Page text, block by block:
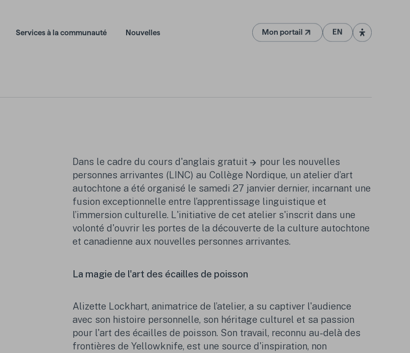
Services à la communauté Nouvelles Mon portail(Ouvre dans un nouvel onglet)
EN
Dans le cadre du cours d'anglais gratuit
pour les nouvelles
personnes arrivantes (LINC) au Collège Nordique, un atelier d’art
autochtone a été organisé le samedi 27 janvier dernier, incarnant une
fusion exceptionnelle entre l’apprentissage linguistique et
l’immersion culturelle. L'initiative de cet atelier s'inscrit dans une
volonté d'ouvrir les portes de la découverte de la culture autochtone
et canadienne aux nouvelles personnes arrivantes.
La magie de l'art des écailles de poisson
Alizette Lockhart, animatrice de l’atelier, a su captiver l'audience
avec son histoire personnelle, son héritage culturel et sa passion
pour l'art des écailles de poisson. Son travail, reconnu au-delà des
frontières de Yellowknife, est une source d'inspiration, non